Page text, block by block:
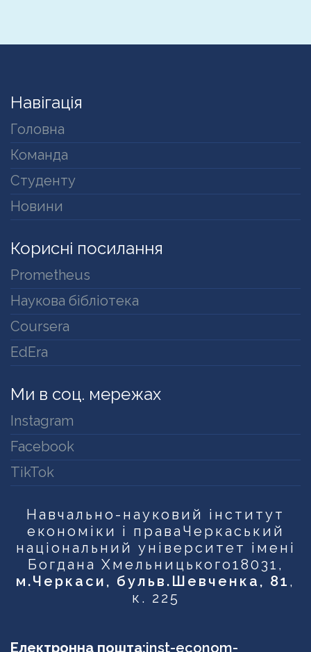
Навігація
Головна
Команда
Студенту
Новини
Корисні посилання
Prometheus
Наукова бібліотека
Coursera
EdEra
Ми в соц. мережах
Instagram
Facebook
TikTok
Навчально-науковий інститут
економіки і права Черкаський
національний університет імені
Богдана Хмельницького18031,
м.Черкаси, бульв.Шевченка, 81 ,
к. 225
Електронна пошта:inst-econom-